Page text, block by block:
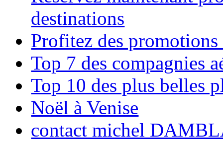
destinations
Profitez des
Top 7 des compagnies
Top 10 des plus belles
Noël à Venise
contact michel